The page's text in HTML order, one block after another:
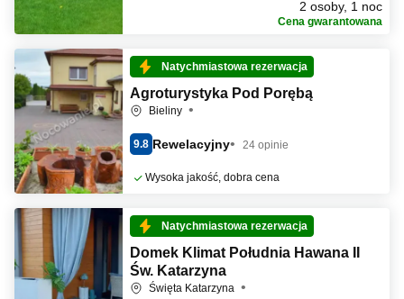
2 osoby, 1 noc
Cena gwarantowana
Natychmiastowa rezerwacja
Agroturystyka Pod Porębą
Bieliny
9.8 Rewelacyjny 24 opinie
Wysoka jakość, dobra cena
Natychmiastowa rezerwacja
Domek Klimat Południa Hawana II
Św. Katarzyna
Święta Katarzyna